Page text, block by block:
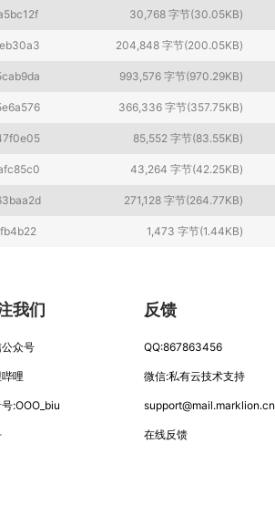
30,768 字节(30.05KB)
204,848 字节(200.05KB)
993,576 字节(970.29KB)
366,336 字节(357.75KB)
85,552 字节(83.55KB)
43,264 字节(42.25KB)
271,128 字节(264.77KB)
1,473 字节(1.44KB)
我们
众号
哩
:OOO_biu
反馈
QQ:867863456
微信:私有云技术支持
support@mail.marklion.cn
在线反馈